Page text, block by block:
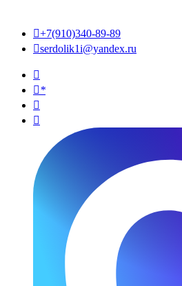
+7(910)340-89-89
serdolik1i@yandex.ru

*

